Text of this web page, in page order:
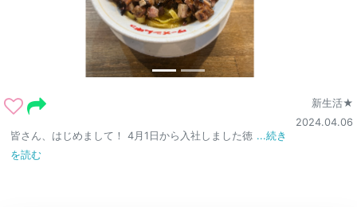
新生活★
2024.04.06
皆さん、はじめまして！ 4月1日から入社しました徳 ...続き
を読む